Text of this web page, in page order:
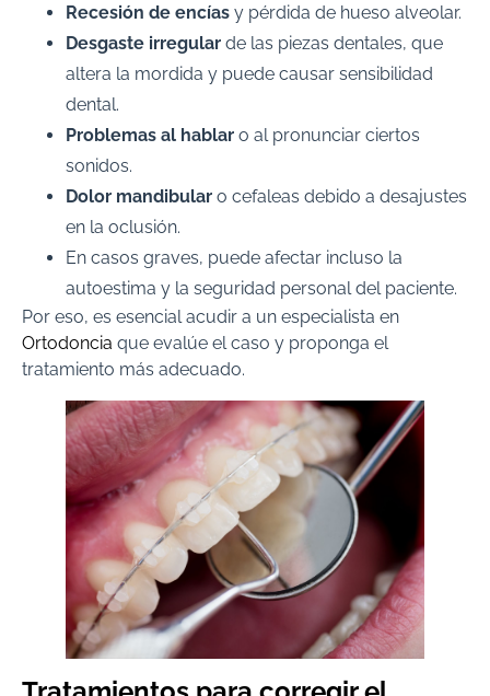
Recesión de encías y pérdida de hueso alveolar.
Desgaste irregular de las piezas dentales, que
altera la mordida y puede causar sensibilidad
dental.
Problemas al hablar o al pronunciar ciertos
sonidos.
Dolor mandibular o cefaleas debido a desajustes
en la oclusión.
En casos graves, puede afectar incluso la
autoestima y la seguridad personal del paciente.
Por eso, es esencial acudir a un especialista en
Ortodoncia que evalúe el caso y proponga el
tratamiento más adecuado.